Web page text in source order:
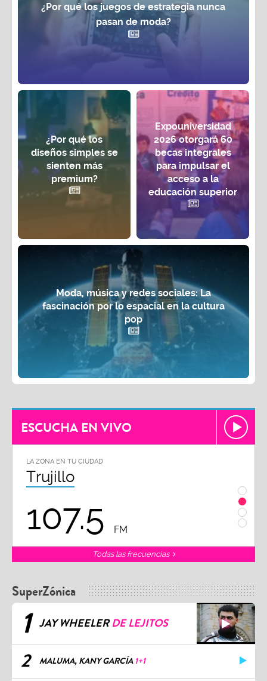
¿Por qué los juegos de estrategia nunca
pasan de moda?
¿Por qué los
diseños simples se
sienten más
premium?
Expouniversidad
2026 otorgará 60
becas integrales
para impulsar el
acceso a la
educación superior
Moda, música y redes sociales: La
fascinación por lo espacial en la cultura
pop
ESCUCHA EN VIVO
LA ZONA EN TU CIUDAD
Trujillo
107.5 FM
Todas las frecuencias
SuperZónica
1 JAY WHEELERDE LEJITOS
2 MALUMA, KANY GARCÍA 1+1